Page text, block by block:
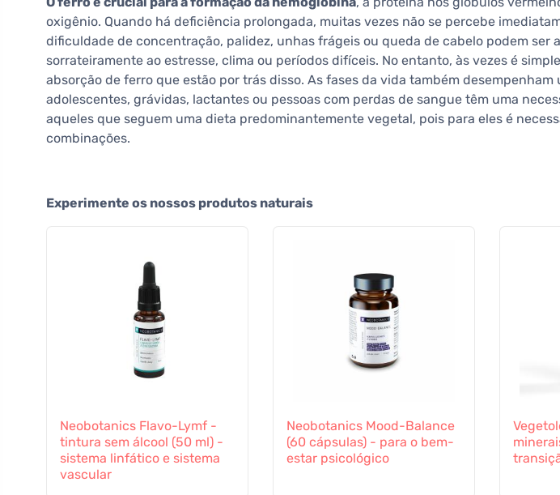
oxigênio. Quando há deficiência prolongada, muitas vezes não se percebe
dificuldade de concentração, palidez, unhas frágeis ou queda de cabelo podem ser
sorrateiramente ao estresse, clima ou períodos difíceis. No entanto, às vezes é
absorção de ferro que estão por trás disso. As fases da vida também desempenham
adolescentes, grávidas, lactantes ou pessoas com perdas de sangue têm uma
aqueles que seguem uma dieta predominantemente vegetal, pois para eles é
combinações.
Experimente os nossos produtos naturais
Neobotanics Flavo-Lymf -
tintura sem álcool (50 ml) -
sistema linfático e sistema
vascular
Neobotanics Mood-Balance
(60 cápsulas) - para o bem-
estar psicológico